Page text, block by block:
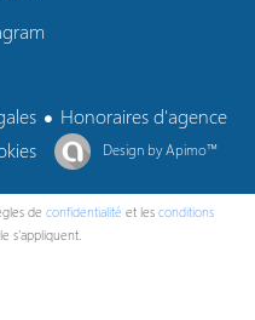
Honoraires d'agence
Design byApimo™
de confidentialité et les conditions
s'appliquent.